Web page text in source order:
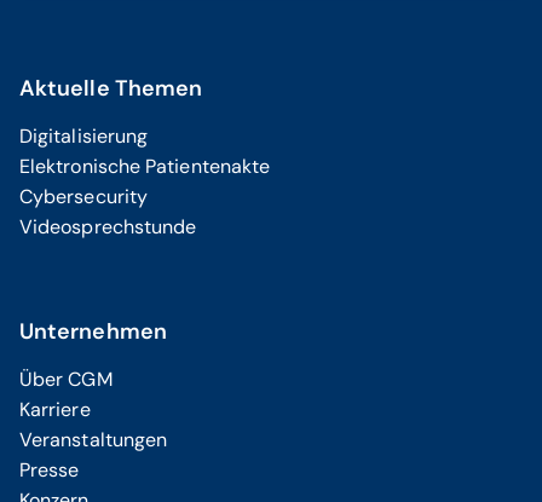
Aktuelle Themen
Digitalisierung
Elektronische Patientenakte
Cybersecurity
Videosprechstunde
Unternehmen
Über CGM
Karriere
Veranstaltungen
Presse